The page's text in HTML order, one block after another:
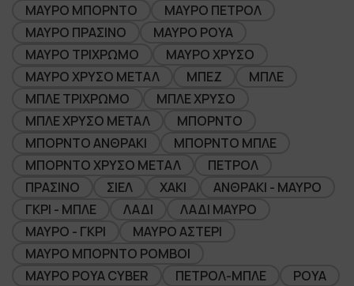
ΜΑΥΡΟ ΜΠΟΡΝΤΟ
ΜΑΥΡΟ ΠΕΤΡΟΛ
ΜΑΥΡΟ ΠΡΑΣΙΝΟ
ΜΑΥΡΟ ΡΟΥΑ
ΜΑΥΡΟ ΤΡΙΧΡΩΜΟ
ΜΑΥΡΟ ΧΡΥΣΟ
ΜΑΥΡΟ ΧΡΥΣΟ ΜΕΤΑΛ
ΜΠΕΖ
ΜΠΛΕ
ΜΠΛΕ ΤΡΙΧΡΩΜΟ
ΜΠΛΕ ΧΡΥΣΟ
ΜΠΛΕ ΧΡΥΣΟ ΜΕΤΑΛ
ΜΠΟΡΝΤΟ
ΜΠΟΡΝΤΟ ΑΝΘΡΑΚΙ
ΜΠΟΡΝΤΟ ΜΠΛΕ
ΜΠΟΡΝΤΟ ΧΡΥΣΟ ΜΕΤΑΛ
ΠΕΤΡΟΛ
ΠΡΑΣΙΝΟ
ΣΙΕΛ XAKI
ΑΝΘΡΑΚΙ - ΜΑΥΡΟ
ΓΚΡΙ - ΜΠΛΕ
ΛΑΔΙ
ΛΑΔΙ ΜΑΥΡΟ
ΜΑΥΡΟ - ΓΚΡΙ
ΜΑΥΡΟ ΑΣΤΕΡΙ
ΜΑΥΡΟ ΜΠΟΡΝΤΟ ΡΟΜΒΟΙ
ΜΑΥΡΟ ΡΟΥΑ CYBER
ΠΕΤΡΟΛ-ΜΠΛΕ
ΡΟΥΑ